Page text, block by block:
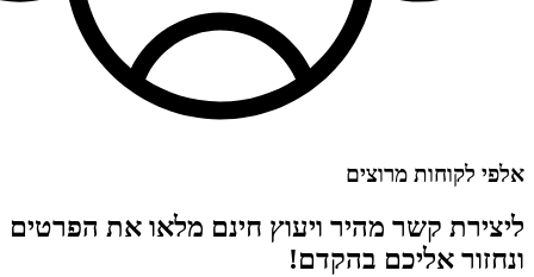
אלפי לקוחות מרוצים
ליצירת קשר מהיר ויעוץ חינם מלאו את הפרטים
ונחזור אליכם בהקדם!